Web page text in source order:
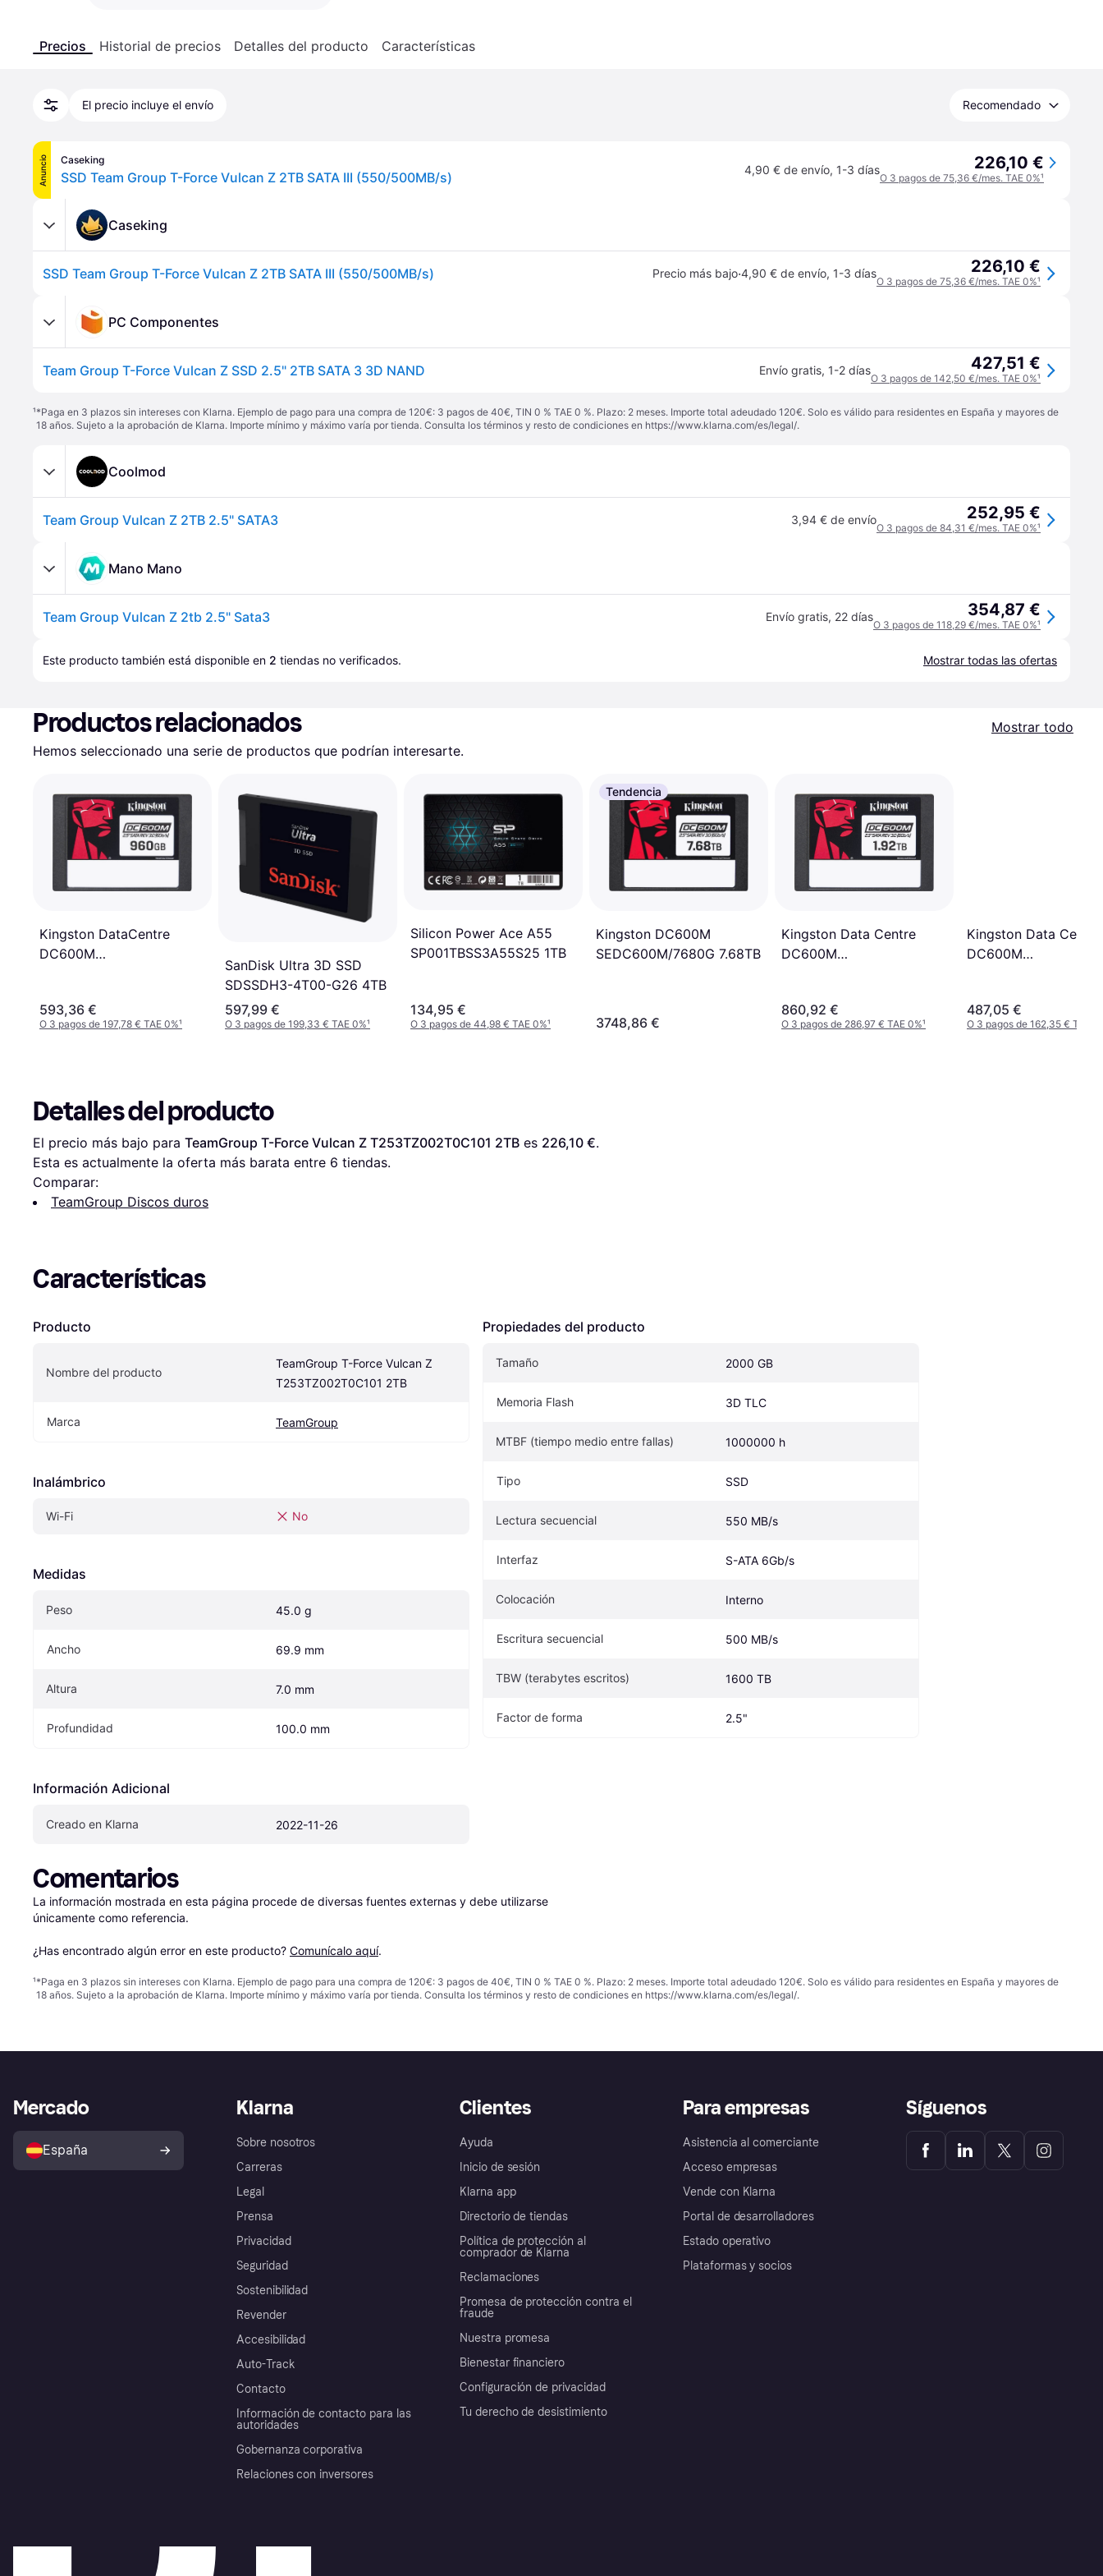
Precios Historial de precios Detalles del producto Características
El precio incluye el envío Recomendado
Anuncio Caseking
SSD Team Group T-Force Vulcan Z 2TB SATA III (550/500MB/s) 4,90 € de envío, 1-3 días 226,10 €
O 3 pagos de 75,36 €/mes. TAE 0%¹
Caseking
SSD Team Group T-Force Vulcan Z 2TB SATA III (550/500MB/s) Precio más bajo·4,90 € de envío, 1-3 días 226,10 €
O 3 pagos de 75,36 €/mes. TAE 0%¹
PC Componentes
Team Group T-Force Vulcan Z SSD 2.5" 2TB SATA 3 3D NAND Envío gratis, 1-2 días 427,51 €
O 3 pagos de 142,50 €/mes. TAE 0%¹
¹*Paga en 3 plazos sin intereses con Klarna. Ejemplo de pago para una compra de 120€: 3 pagos de 40€, TIN 0 % TAE 0 %. Plazo: 2 meses. Importe total adeudado 120€. Solo es válido para residentes en España y mayores de
18 años. Sujeto a la aprobación de Klarna. Importe mínimo y máximo varía por tienda. Consulta los términos y resto de condiciones en https://www.klarna.com/es/legal/.
Coolmod
Team Group Vulcan Z 2TB 2.5" SATA3 3,94 € de envío 252,95 €
O 3 pagos de 84,31 €/mes. TAE 0%¹
Mano Mano
Team Group Vulcan Z 2tb 2.5" Sata3 Envío gratis, 22 días 354,87 €
O 3 pagos de 118,29 €/mes. TAE 0%¹
Este producto también está disponible en 2 tiendas no verificados. Mostrar todas las ofertas
Productos relacionados
Mostrar todo
Hemos seleccionado una serie de productos que podrían interesarte.
Kingston DataCentre
DC600M
593,36 €
O 3 pagos de 197,78 € TAE 0%¹
SanDisk Ultra 3D SSD
SDSSDH3-4T00-G26 4TB
597,99 €
O 3 pagos de 199,33 € TAE 0%¹
Silicon Power Ace A55
SP001TBSS3A55S25 1TB
134,95 €
O 3 pagos de 44,98 € TAE 0%¹
Tendencia
Kingston DC600M
SEDC600M/7680G 7.68TB
3748,86 €
Kingston Data Centre
DC600M
860,92 €
O 3 pagos de 286,97 € TAE 0%¹
Kingston Data Centre
DC600M
487,05 €
O 3 pagos de 162,35 € TAE
Detalles del producto
El precio más bajo para TeamGroup T-Force Vulcan Z T253TZ002T0C101 2TB es 226,10 €.
Esta es actualmente la oferta más barata entre 6 tiendas.
Comparar:
TeamGroup Discos duros
Características
Producto
Nombre del producto
TeamGroup T-Force Vulcan Z
T253TZ002T0C101 2TB
Marca TeamGroup
Inalámbrico
Wi-Fi No
Medidas
Peso 45.0 g
Ancho 69.9 mm
Altura 7.0 mm
Profundidad 100.0 mm
Información Adicional
Creado en Klarna 2022-11-26
Propiedades del producto
Tamaño 2000 GB
Memoria Flash 3D TLC
MTBF (tiempo medio entre fallas) 1000000 h
Tipo SSD
Lectura secuencial 550 MB/s
Interfaz S-ATA 6Gb/s
Colocación Interno
Escritura secuencial 500 MB/s
TBW (terabytes escritos) 1600 TB
Factor de forma 2.5"
Comentarios
La información mostrada en esta página procede de diversas fuentes externas y debe utilizarse
únicamente como referencia.
¿Has encontrado algún error en este producto? Comunícalo aquí.
¹*Paga en 3 plazos sin intereses con Klarna. Ejemplo de pago para una compra de 120€: 3 pagos de 40€, TIN 0 % TAE 0 %. Plazo: 2 meses. Importe total adeudado 120€. Solo es válido para residentes en España y mayores de
18 años. Sujeto a la aprobación de Klarna. Importe mínimo y máximo varía por tienda. Consulta los términos y resto de condiciones en https://www.klarna.com/es/legal/.
Klarna
Sobre nosotros
Carreras
Legal
Prensa
Privacidad
Seguridad
Sostenibilidad
Revender
Accesibilidad
Auto-Track
Contacto
Información de contacto para las
autoridades
Gobernanza corporativa
Relaciones con inversores
Clientes
Ayuda
Inicio de sesión
Klarna app
Directorio de tiendas
Política de protección al
comprador de Klarna
Reclamaciones
Promesa de protección contra el
fraude
Nuestra promesa
Bienestar financiero
Configuración de privacidad
Tu derecho de desistimiento
Para empresas
Asistencia al comerciante
Acceso empresas
Vende con Klarna
Portal de desarrolladores
Estado operativo
Plataformas y socios
Mercado
España
Síguenos